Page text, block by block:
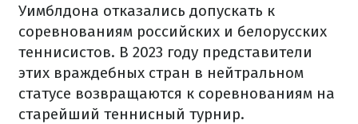
Уимблдона отказались допускать к
соревнованиям российских и белорусских
теннисистов. В 2023 году представители
этих враждебных стран в нейтральном
статусе возвращаются к соревнованиям на
старейший теннисный турнир.